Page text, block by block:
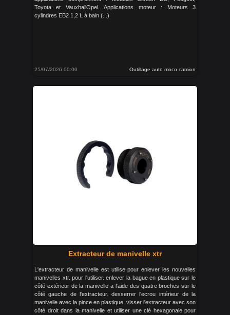
Toyota et VauxhallOpel. Applications moteur : Moteurs 3
cylindres EB2 1,2 L à bain (...)
25/07/2026 00:00 Outillage auto moco camion
Extracteur de manivelle xtr
L'extracteur de manivelle est utilise pour enlever les nouvelles
manivelles xtr. pour l'utiliser. enlever la bague en plastique sur le
côté extérieur de la manivelle a l'aide des quatre broches sur le
côté gauche de l'extracteur. desserrer l'ecrou intérieur de la
manivelle avec la pince en plastique. visser l'extracteur avec son
côté droit dans la manivelle et utiliser une clé hexagonale pour